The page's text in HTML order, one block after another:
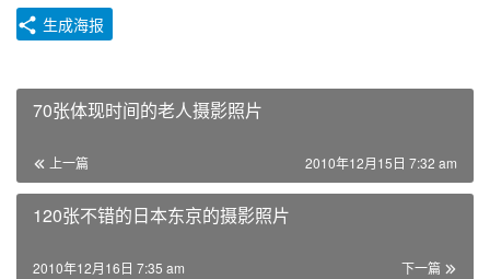
生成海报
70张体现时间的老人摄影照片
上一篇 2010年12月15日 7:32 am
120张不错的日本东京的摄影照片
下一篇
2010年12月16日 7:35 am